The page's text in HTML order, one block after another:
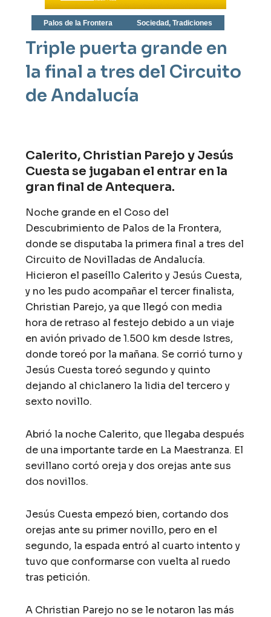
Palos de la Frontera Sociedad,Tradiciones
Triple puerta grande en
la final a tres del Circuito
de Andalucía
Calerito, Christian Parejo y Jesús
Cuesta se jugaban el entrar en la
gran final de Antequera.
Noche grande en el Coso del
Descubrimiento de Palos de la Frontera,
donde se disputaba la primera final a tres del
Circuito de Novilladas de Andalucía.
Hicieron el paseíllo Calerito y Jesús Cuesta,
y no les pudo acompañar el tercer finalista,
Christian Parejo, ya que llegó con media
hora de retraso al festejo debido a un viaje
en avión privado de 1.500 km desde Istres,
donde toreó por la mañana. Se corrió turno y
Jesús Cuesta toreó segundo y quinto
dejando al chiclanero la lidia del tercero y
sexto novillo.
Abrió la noche Calerito, que llegaba después
de una importante tarde en La Maestranza. El
sevillano cortó oreja y dos orejas ante sus
dos novillos.
Jesús Cuesta empezó bien, cortando dos
orejas ante su primer novillo, pero en el
segundo, la espada entró al cuarto intento y
tuvo que conformarse con vuelta al ruedo
tras petición.
A Christian Parejo no se le notaron las más